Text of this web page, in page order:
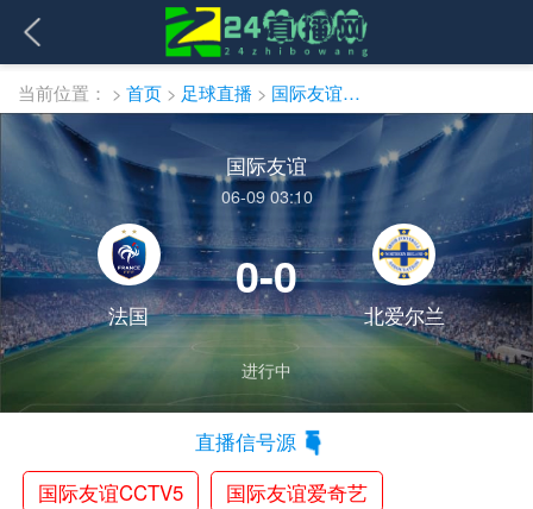
当前位置： > 首页 > 足球直播 > 国际友谊直播
国际友谊
06-09 03:10
法国
0-0
北爱尔兰
进行中
直播信号源
国际友谊CCTV5
国际友谊爱奇艺